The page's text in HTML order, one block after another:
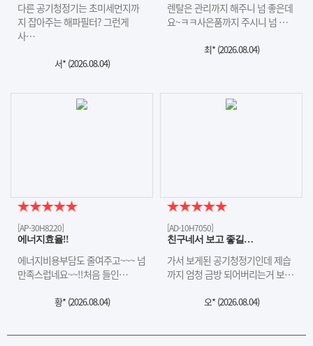
다른 공기청정기는 초미세먼지까
지 잡아주는 해파필터? 그런게
사…
서* (2026.08.04)
렌탈은 관리까지 해주니 넘 좋은데
요~ㅋㅋ사은품까지 주시니 넘 …
최* (2026.08.04)
[AP-30H8220]
에너지효율!!
에너지비용부담도 줄여주고~~~ 넘
만족스럽네요~~!!처음 들인…
황* (2026.08.04)
[AD-10H7050]
친구네서 보고 좋길…
가서 보게된 공기청정기인데 제습
까지 엄청 금방 되어버리는거 보…
오* (2026.08.04)